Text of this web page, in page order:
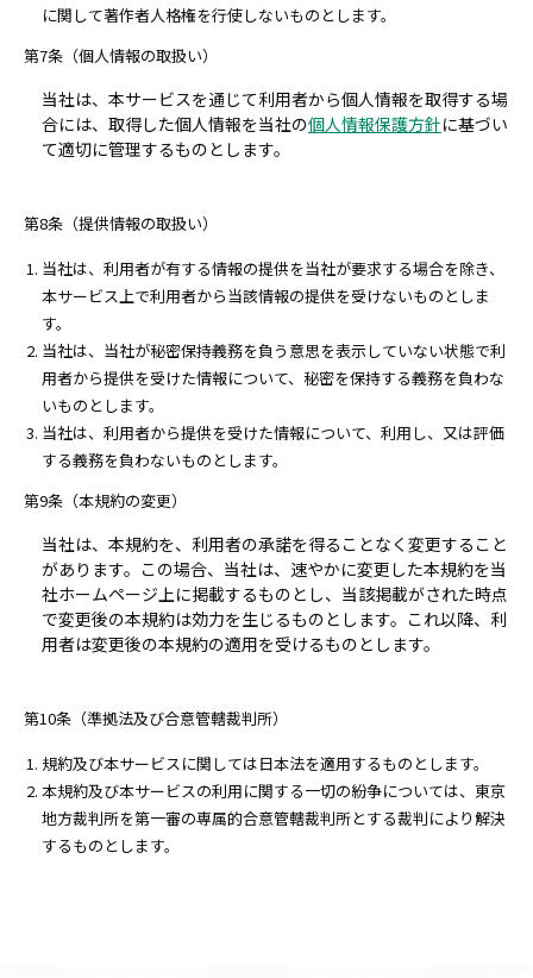
に関して著作者人格権を行使しないものとします。
第7条（個人情報の取扱い）
当社は、本サービスを通じて利用者から個人情報を取得する場
合には、取得した個人情報を当社の個人情報保護方針に基づい
て適切に管理するものとします。
第8条（提供情報の取扱い）
当社は、利用者が有する情報の提供を当社が要求する場合を除き、
本サービス上で利用者から当該情報の提供を受けないものとしま
す。
当社は、当社が秘密保持義務を負う意思を表示していない状態で利
用者から提供を受けた情報について、秘密を保持する義務を負わな
いものとします。
当社は、利用者から提供を受けた情報について、利用し、又は評価
する義務を負わないものとします。
第9条（本規約の変更）
当社は、本規約を、利用者の承諾を得ることなく変更すること
があります。この場合、当社は、速やかに変更した本規約を当
社ホームページ上に掲載するものとし、当該掲載がされた時点
で変更後の本規約は効力を生じるものとします。これ以降、利
用者は変更後の本規約の適用を受けるものとします。
第10条（準拠法及び合意管轄裁判所）
規約及び本サービスに関しては日本法を適用するものとします。
本規約及び本サービスの利用に関する一切の紛争については、東京
地方裁判所を第一審の専属的合意管轄裁判所とする裁判により解決
するものとします。